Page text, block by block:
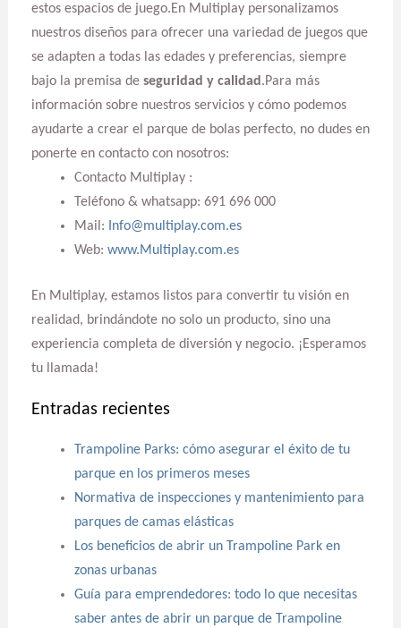
estos espacios de juego.En Multiplay personalizamos
nuestros diseños para ofrecer una variedad de juegos que
se adapten a todas las edades y preferencias, siempre
bajo la premisa de seguridad y calidad.Para más
información sobre nuestros servicios y cómo podemos
ayudarte a crear el parque de bolas perfecto, no dudes en
ponerte en contacto con nosotros:
Contacto Multiplay :
Teléfono & whatsapp: 691 696 000
Mail: Info@multiplay.com.es
Web: www.Multiplay.com.es
En Multiplay, estamos listos para convertir tu visión en
realidad, brindándote no solo un producto, sino una
experiencia completa de diversión y negocio. ¡Esperamos
tu llamada!
Entradas recientes
Trampoline Parks: cómo asegurar el éxito de tu
parque en los primeros meses
Normativa de inspecciones y mantenimiento para
parques de camas elásticas
Los beneficios de abrir un Trampoline Park en
zonas urbanas
Guía para emprendedores: todo lo que necesitas
saber antes de abrir un parque de Trampoline